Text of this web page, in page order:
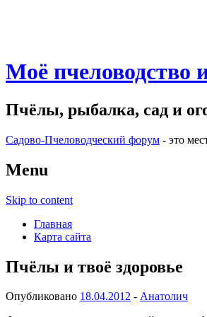
Моё пчеловодство
Пчёлы, рыбалка, сад и
Садово-Пчеловодческий форум - это
Menu
Skip to content
Главная
Карта сайта
Пчёлы и твоё здоровье
Опубликовано 18.04.2012 - Анатолич